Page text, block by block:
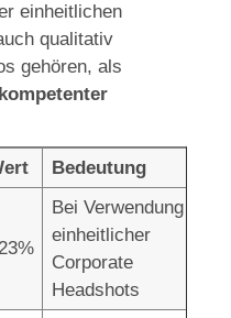
einheitlichen
qualitativ
gehören, als
Bedeutung
Bei Verwendung
einheitlicher
Corporate
Headshots